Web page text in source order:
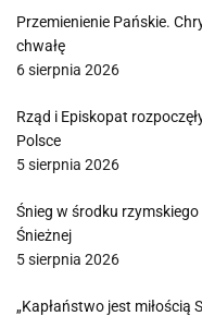
Przemienienie Pańskie.
chwałę
6 sierpnia 2026
Rząd i Episkopat
Polsce
5 sierpnia 2026
Śnieg w środku
Śnieżnej
5 sierpnia 2026
„Kapłaństwo jest miłością